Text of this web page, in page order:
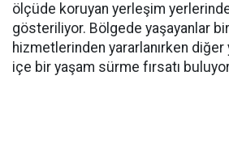
ölçüde koruyan yerleşim
gösteriliyor. Bölgede yaşayanlar
hizmetlerinden yararlanırken diğer
içe bir yaşam sürme fırsatı